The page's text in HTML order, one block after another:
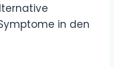
in den